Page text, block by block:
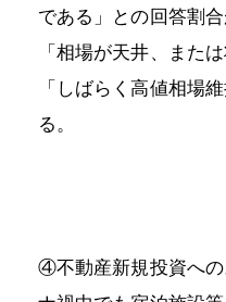
である」との回答割
「相場が天井、また
「しばらく高値相場
る。
④不動産新規投資への